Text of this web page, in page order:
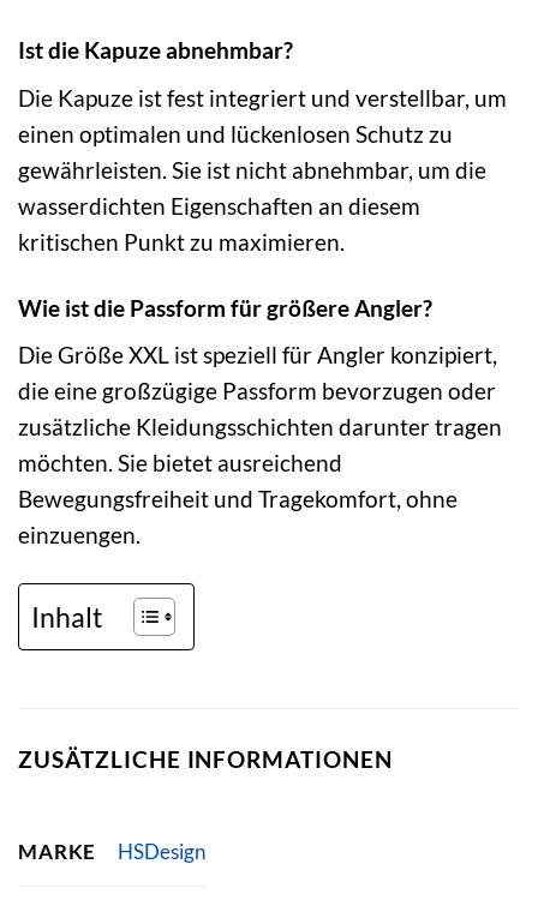
Ist die Kapuze abnehmbar?
Die Kapuze ist fest integriert und verstellbar, um
einen optimalen und lückenlosen Schutz zu
gewährleisten. Sie ist nicht abnehmbar, um die
wasserdichten Eigenschaften an diesem
kritischen Punkt zu maximieren.
Wie ist die Passform für größere Angler?
Die Größe XXL ist speziell für Angler konzipiert,
die eine großzügige Passform bevorzugen oder
zusätzliche Kleidungsschichten darunter tragen
möchten. Sie bietet ausreichend
Bewegungsfreiheit und Tragekomfort, ohne
einzuengen.
Inhalt
ZUSÄTZLICHE INFORMATIONEN
MARKE HSDesign